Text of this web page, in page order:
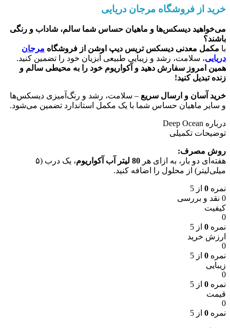
خرید از فروشگاه مرجان دریایی
می‌خواهید دیسکس‌ها و ماهیان حساس شما سالم، شاداب و رنگی
باشند؟
با مکمل معدنی دیسکس تریس دیپ اوشن از فروشگاه مرجان
دریایی، سلامت، رشد و زیبایی طبیعی آبزیان خود را تضمین کنید.
همین امروز سفارش دهید و آکواریوم خود را به محیطی سالم و
زنده تبدیل کنید!
خرید آسان و ارسال سریع – سلامت، رشد و رنگ‌آمیزی دیسکس‌ها
و سایر ماهیان حساس شما با یک مکمل استاندارد تضمین می‌شود.
درباره Deep Ocean
توضیحات تکمیلی
روش مصرف:
هفته‌ای دو بار، به ازای هر 80 لیتر آب آکواریوم
، یک درب (۵
میلی‌لیتر) از محلول را اضافه کنید.
نمره 0 از 5
0 نقد و بررسی
کیفیت
0
نمره 0 از 5
ارزش خرید
0
نمره 0 از 5
زیبایی
0
نمره 0 از 5
قیمت
0
نمره 0 از 5